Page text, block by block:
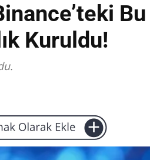
Bu
Kuruldu!